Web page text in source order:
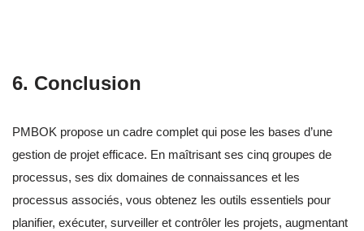
6. Conclusion
PMBOK propose un cadre complet qui pose les bases d’une
gestion de projet efficace. En maîtrisant ses cinq groupes de
processus, ses dix domaines de connaissances et les
processus associés, vous obtenez les outils essentiels pour
planifier, exécuter, surveiller et contrôler les projets, augmentant